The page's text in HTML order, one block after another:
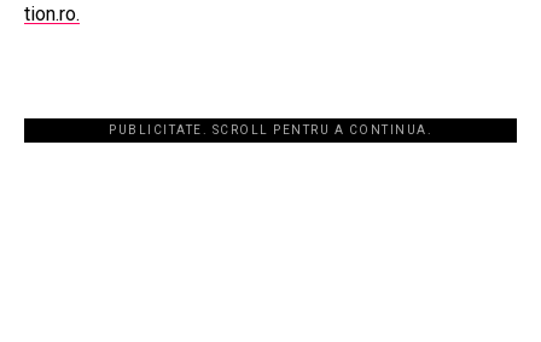
tion.ro.
PUBLICITATE. SCROLL PENTRU A CONTINUA.